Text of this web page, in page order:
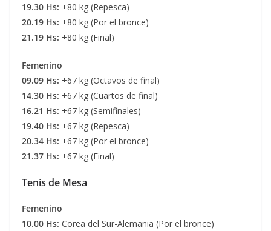
19.30 Hs: +80 kg (Repesca)
20.19 Hs: +80 kg (Por el bronce)
21.19 Hs: +80 kg (Final)
Femenino
09.09 Hs: +67 kg (Octavos de final)
14.30 Hs: +67 kg (Cuartos de final)
16.21 Hs: +67 kg (Semifinales)
19.40 Hs: +67 kg (Repesca)
20.34 Hs: +67 kg (Por el bronce)
21.37 Hs: +67 kg (Final)
Tenis de Mesa
Femenino
10.00 Hs: Corea del Sur-Alemania (Por el bronce)